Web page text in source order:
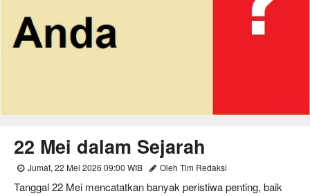
22 Mei dalam Sejarah
Jumat, 22 Mei 2026 09:00 WIB Oleh Tim Redaksi
Tanggal 22 Mei mencatatkan banyak peristiwa penting, baik